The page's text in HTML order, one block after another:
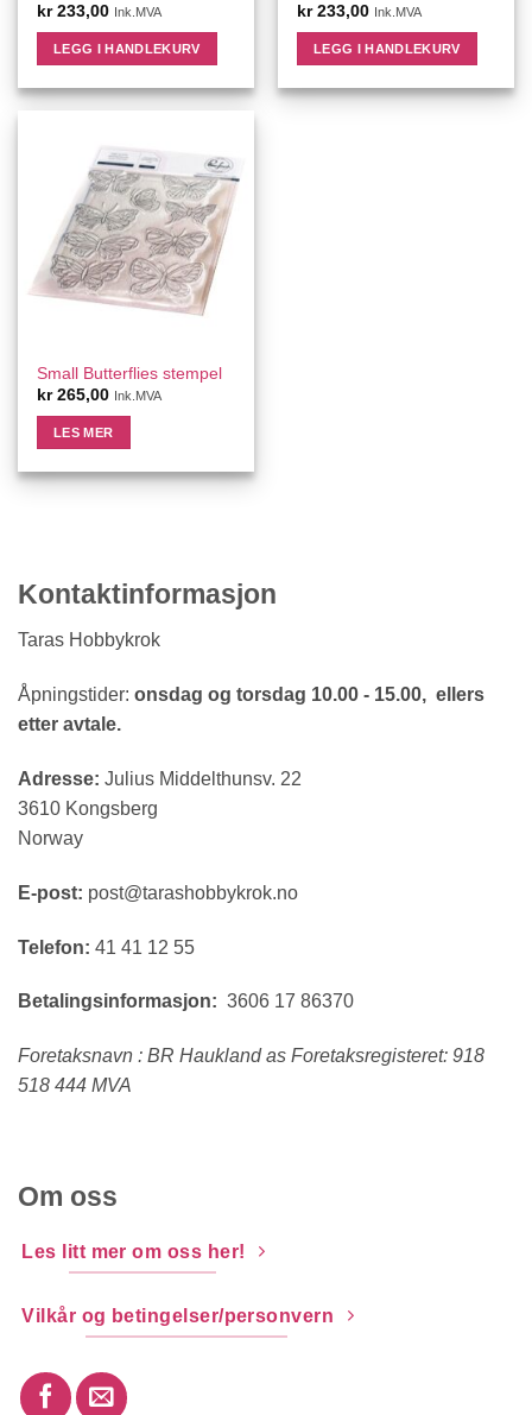
kr233,00 Ink.MVA
LEGG I HANDLEKURV
kr233,00 Ink.MVA
LEGG I HANDLEKURV
Small Butterflies stempel
kr265,00 Ink.MVA
LES MER
Kontaktinformasjon
Taras Hobbykrok
Åpningstider: onsdag og torsdag 10.00 - 15.00, ellers
etter avtale.
Adresse: Julius Middelthunsv. 22
3610 Kongsberg
Norway
E-post: post@tarashobbykrok.no
Telefon: 41 41 12 55
Betalingsinformasjon: 3606 17 86370
Foretaksnavn : BR Haukland as Foretaksregisteret: 918
518 444 MVA
Om oss
Les litt mer om oss her!
Vilkår og betingelser/personvern